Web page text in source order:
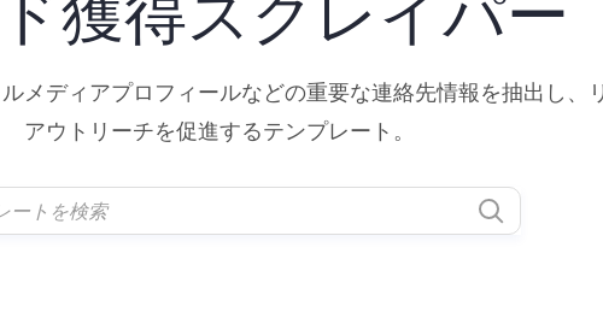
メディアプロフィールなどの重要な連絡先情報を抽出し、
アウトリーチを促進するテンプレート。